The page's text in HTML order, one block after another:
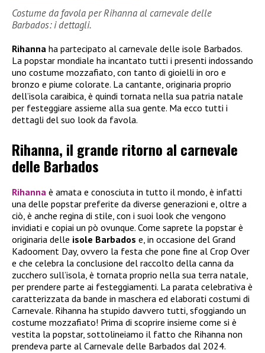
Costume da favola per Rihanna al carnevale delle
Barbados: i dettagli.
Rihanna ha partecipato al carnevale delle isole Barbados.
La popstar mondiale ha incantato tutti i presenti indossando
uno costume mozzafiato, con tanto di gioielli in oro e
bronzo e piume colorate. La cantante, originaria proprio
dell’isola caraibica, è quindi tornata nella sua patria natale
per festeggiare assieme alla sua gente. Ma ecco tutti i
dettagli del suo look da favola.
Rihanna, il grande ritorno al carnevale
delle Barbados
Rihanna è amata e conosciuta in tutto il mondo, è infatti
una delle popstar preferite da diverse generazioni e, oltre a
ciò, è anche regina di stile, con i suoi look che vengono
invidiati e copiai un pò ovunque. Come saprete la popstar è
originaria delle isole Barbados e, in occasione del Grand
Kadooment Day, ovvero la festa che pone fine al Crop Over
e che celebra la conclusione del raccolto della canna da
zucchero sull’isola, è tornata proprio nella sua terra natale,
per prendere parte ai festeggiamenti. La parata celebrativa è
caratterizzata da bande in maschera ed elaborati costumi di
Carnevale. Rihanna ha stupido davvero tutti, sfoggiando un
costume mozzafiato! Prima di scoprire insieme come si è
vestita la popstar, sottolineiamo il fatto che Rihanna non
prendeva parte al Carnevale delle Barbados dal 2024.